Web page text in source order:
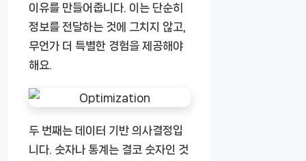
이유를 만들어줍니다. 이는 단순히
정보를 전달하는 것에 그치지 않고,
무언가 더 특별한 경험을 제공해야
해요.
두 번째는 데이터 기반 의사결정입
니다. 숫자나 통계는 결코 숫자인 것